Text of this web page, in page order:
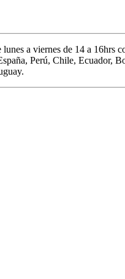
lunes a viernes de 14 a 16hrs c
Perú, Chile, Ecuador,